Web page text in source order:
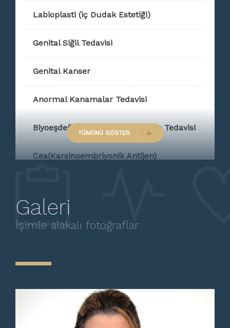
Labioplasti (iç Dudak Estetiği)
Genital Siğil Tedavisi
Genital Kanser
Anormal Kanamalar Tedavisi
Biyoeşdeğer Hormon Replasman Tedavisi
Cea(Karsinoembriyonik Antijen)
Dilatasyon Ve Kürtaj
Dörtlü Tarama Testi
Düzensiz Adet Kanamaları
TÜMÜNÜ GÖSTER
Galeri
İşimle alakalı fotoğraflar